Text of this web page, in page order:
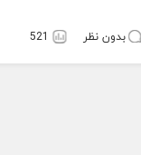
بدون نظر 521